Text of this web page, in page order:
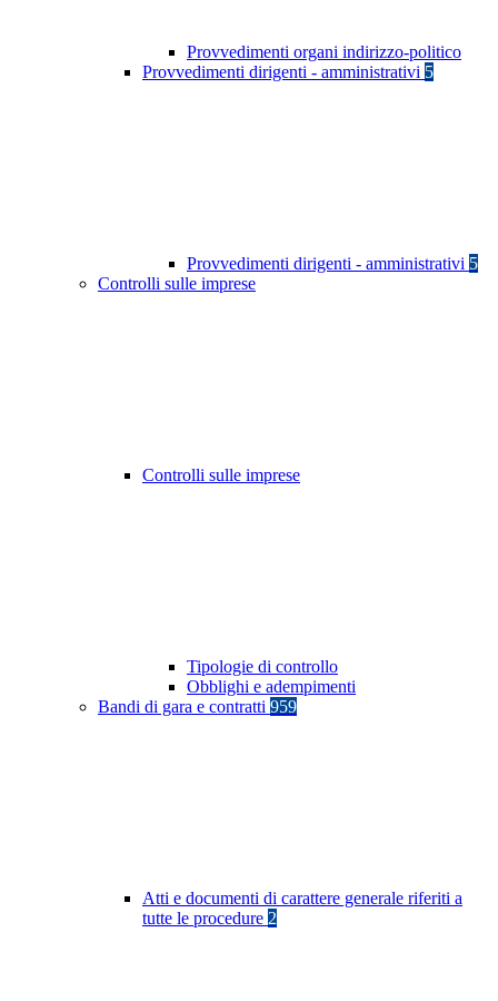
Provvedimenti organi indirizzo-politico
Provvedimenti dirigenti - amministrativi 5
Provvedimenti dirigenti - amministrativi 5
Controlli sulle imprese
Controlli sulle imprese
Tipologie di controllo
Obblighi e adempimenti
Bandi di gara e contratti 959
Atti e documenti di carattere generale riferiti a
tutte le procedure 2